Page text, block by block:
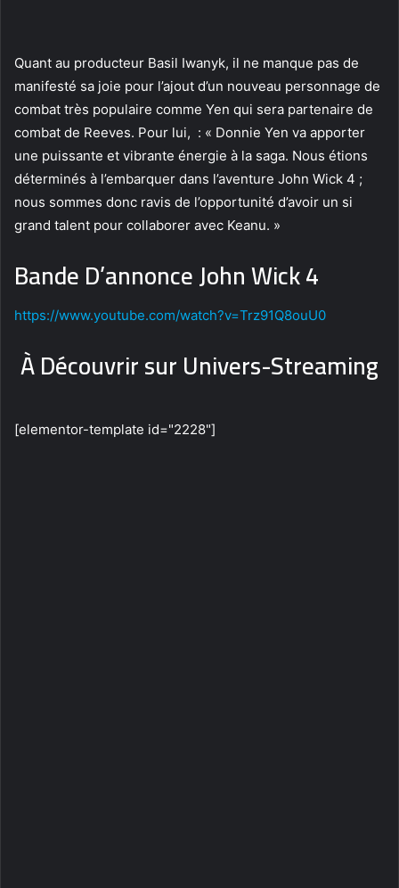
Quant au producteur Basil Iwanyk, il ne manque pas de
manifesté sa joie pour l’ajout d’un nouveau personnage de
combat très populaire comme Yen qui sera partenaire de
combat de Reeves. Pour lui, : « Donnie Yen va apporter
une puissante et vibrante énergie à la saga. Nous étions
déterminés à l’embarquer dans l’aventure John Wick 4 ;
nous sommes donc ravis de l’opportunité d’avoir un si
grand talent pour collaborer avec Keanu. »
Bande D’annonce John Wick 4
https://www.youtube.com/watch?v=Trz91Q8ouU0
À Découvrir sur Univers-Streaming
[elementor-template id="2228"]